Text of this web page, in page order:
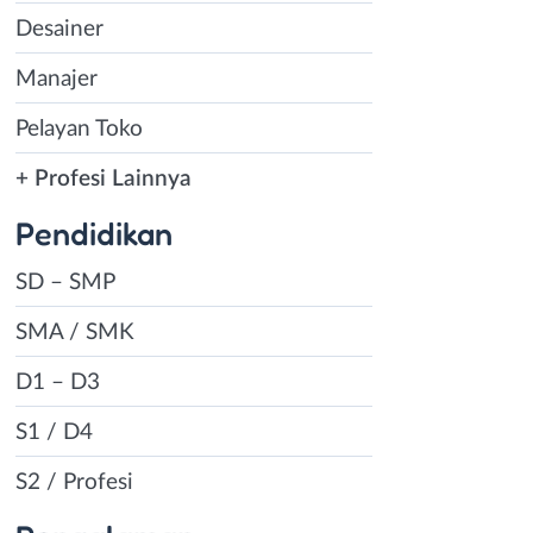
Desainer
Manajer
Pelayan Toko
+ Profesi Lainnya
Pendidikan
SD – SMP
SMA / SMK
D1 – D3
S1 / D4
S2 / Profesi